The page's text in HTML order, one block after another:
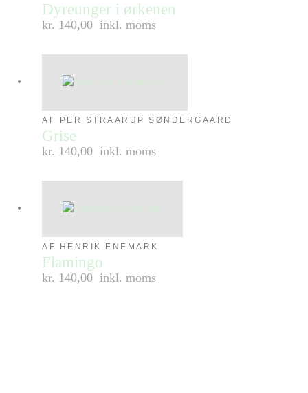
Dyreunger i ørkenen
kr. 140,00 inkl. moms
AF PER STRAARUP SØNDERGAARD
Grise
kr. 140,00 inkl. moms
AF HENRIK ENEMARK
Flamingo
kr. 140,00 inkl. moms